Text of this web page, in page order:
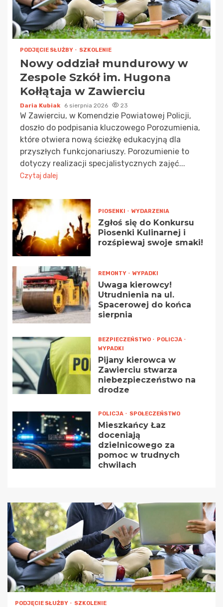
PODJĘCIE SŁUŻBY SZKOLENIE
Nowy oddział mundurowy w
Zespole Szkół im. Hugona
Kołłątaja w Zawierciu
Daria Kubiak 6 sierpnia 2026 23
W Zawierciu, w Komendzie Powiatowej Policji,
doszło do podpisania kluczowego Porozumienia,
które otwiera nową ścieżkę edukacyjną dla
przyszłych funkcjonariuszy. Porozumienie to
dotyczy realizacji specjalistycznych zajęć...
Czytaj dalej
PIOSENKI WYDARZENIA
Zgłoś się do Konkursu
Piosenki Kulinarnej i
rozśpiewaj swoje smaki!
REMONTY WYPADKI
Uwaga kierowcy!
Utrudnienia na ul.
Spacerowej do końca
sierpnia
BEZPIECZEŃSTWO
POLICJA
WYPADKI
Pijany kierowca w
Zawierciu stwarza
niebezpieczeństwo na
drodze
POLICJA SPOŁECZEŃSTWO
Mieszkańcy Łaz
doceniają
dzielnicowego za
pomoc w trudnych
chwilach
PODJĘCIE SŁUŻBY SZKOLENIE